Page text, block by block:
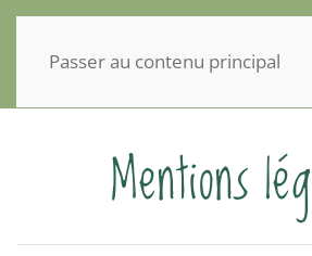
Passer au contenu principal
Mentions
Panneau de gestion des cookies